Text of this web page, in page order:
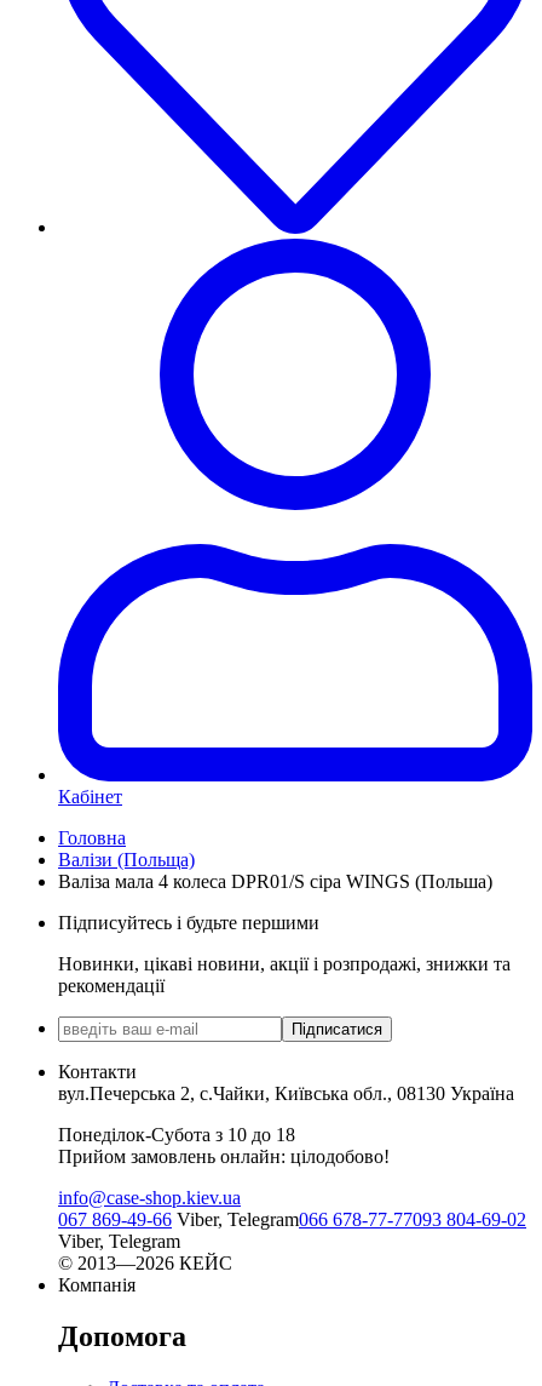
Кабінет
Головна
Валізи (Польща)
Валіза мала 4 колеса DPR01/S сіра WINGS (Польша)
Підписуйтесь і будьте першими
Новинки, цікаві новини, акції і розпродажі, знижки та
рекомендації
Підписатися
Контакти
вул.Печерська 2, с.Чайки, Київська обл., 08130 Україна
Понеділок-Субота з 10 до 18
Прийом замовлень онлайн: цілодобово!
info@case-shop.kiev.ua
067 869-49-66 Viber, Telegram066 678-77-77093 804-69-02
Viber, Telegram
© 2013—2026 КЕЙС
Компанія
Допомога